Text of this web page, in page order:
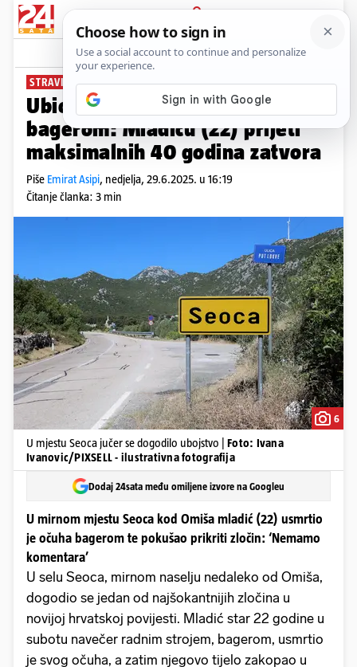
PRIJAVA
News Komentari
STRAVIČNO UBOJSTVO
Ubio očuha pa ga htio zakopati
bagerom: Mladiću (22) prijeti
maksimalnih 40 godina zatvora
Piše Emirat Asipi, nedjelja, 29.6.2025. u 16:19
Čitanje članka: 3 min
6
U mjestu Seoca jučer se dogodilo ubojstvo | Foto: Ivana
Ivanovic/PIXSELL - ilustrativna fotografija
Dodaj 24sata među omiljene izvore na Googleu
U mirnom mjestu Seoca kod Omiša mladić (22) usmrtio
je očuha bagerom te pokušao prikriti zločin: ‘Nemamo
komentara’
U selu Seoca, mirnom naselju nedaleko od Omiša,
dogodio se jedan od najšokantnijih zločina u
novijoj hrvatskoj povijesti. Mladić star 22 godine u
subotu navečer radnim strojem, bagerom, usmrtio
je svog očuha, a zatim njegovo tijelo zakopao u